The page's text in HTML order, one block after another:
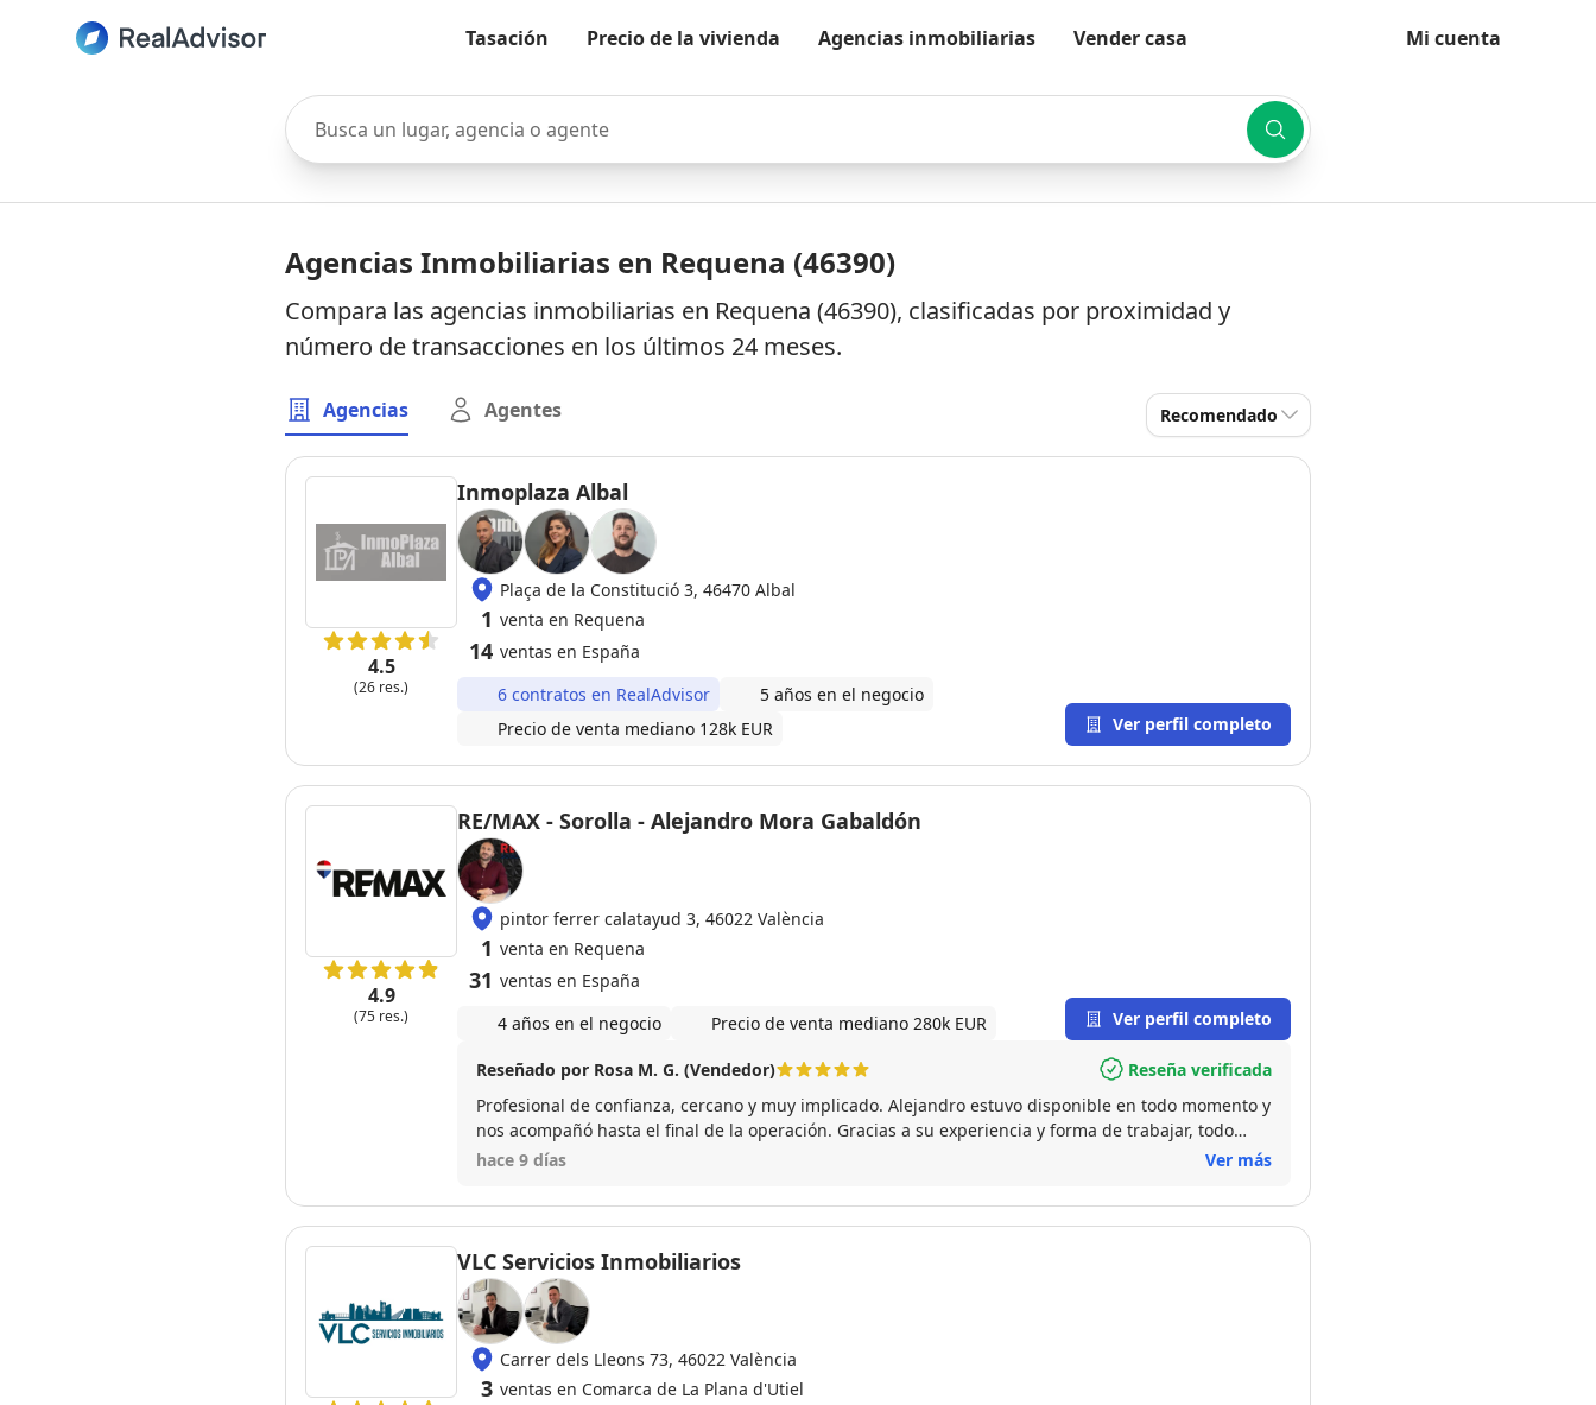
Tasación Precio de la vivienda Agencias inmobiliarias Vender casa Mi cuenta
Busca un lugar, agencia o agente
Agencias Inmobiliarias en Requena (46390)
Compara las agencias inmobiliarias en Requena (46390), clasificadas por proximidad y
número de transacciones en los últimos 24 meses.
Agencias Agentes Recomendado
4.5
(26 res.)
Inmoplaza Albal
Plaça de la Constitució 3, 46470 Albal
1 venta en Requena
14 ventas en España
6 contratos en RealAdvisor
5 años en el negocio
Precio de venta mediano 128k EUR
Ver perfil completo
4.9
(75 res.)
RE/MAX - Sorolla - Alejandro Mora Gabaldón
pintor ferrer calatayud 3, 46022 València
1 venta en Requena
31 ventas en España
4 años en el negocio
Precio de venta mediano 280k EUR Ver perfil completo
Reseñado por Rosa M. G. (Vendedor)
Reseña verificada
Profesional de confianza, cercano y muy implicado. Alejandro estuvo disponible en todo momento y
nos acompañó hasta el final de la operación. Gracias a su experiencia y forma de trabajar, todo
salió perfecto y sin estrés. Repetiría
hace 9 días Ver más
VLC Servicios Inmobiliarios
Carrer dels Lleons 73, 46022 València
3 ventas en Comarca de La Plana d'Utiel